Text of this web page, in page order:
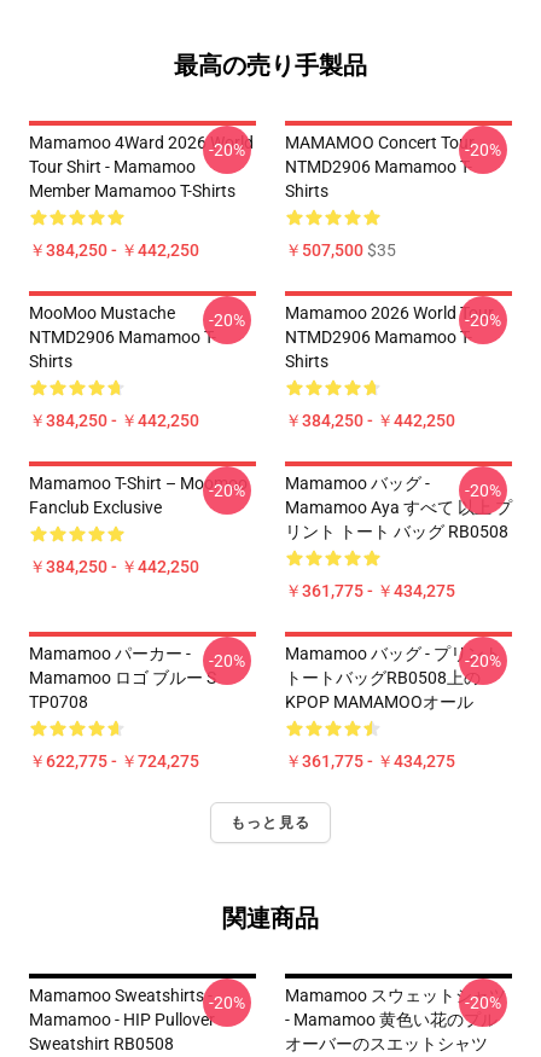
最高の売り手製品
Mamamoo 4Ward 2026 World
Tour Shirt - Mamamoo
Member Mamamoo T-Shirts
￥384,250 - ￥442,250
-20%
MAMAMOO Concert Tour
NTMD2906 Mamamoo T-
Shirts
￥507,500$35
-20%
MooMoo Mustache
NTMD2906 Mamamoo T-
Shirts
￥384,250 - ￥442,250
-20%
Mamamoo 2026 World Tour
NTMD2906 Mamamoo T-
Shirts
￥384,250 - ￥442,250
-20%
Mamamoo T-Shirt – Moomoo
Fanclub Exclusive
￥384,250 - ￥442,250
-20%
Mamamoo バッグ -
Mamamoo Aya すべて 以上 プ
リント トート バッグ RB0508
￥361,775 - ￥434,275
-20%
Mamamoo パーカー -
Mamamoo ロゴ ブルー S
TP0708
￥622,775 - ￥724,275
-20%
Mamamoo バッグ - プリント
トートバッグRB0508上の
KPOP MAMAMOOオール
￥361,775 - ￥434,275
-20%
もっと見る
関連商品
Mamamoo Sweatshirts -
Mamamoo - HIP Pullover
Sweatshirt RB0508
-20%
Mamamoo スウェットシャツ
- Mamamoo 黄色い花のプル
オーバーのスエットシャツ
-20%